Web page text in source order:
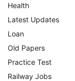
Health
Latest Updates
Loan
Old Papers
Practice Test
Railway Jobs